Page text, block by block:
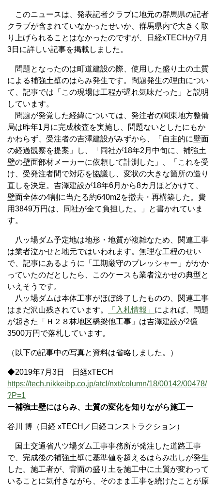
このニュースは、発表記者クラブに地元の群馬県の記者
クラブが含まれていなかったせいか、群馬県内で大きく取
り上げられることはなかったのですが、日経xTECHが7月
3日に詳しい記事を掲載しました。
問題となったのは町道建設の際、使用した盛り土の土質
による補強土壁のはらみ発生です。問題発生の理由につい
て、記事では「この現場は工程が遅れ気味だった」と説明
しています。
問題が発覚した経緯については、発注者の関東地方整備
局は昨年1月に完成検査を実施し、問題ないとしたにもか
かわらず、受注者の吉澤建設がみずから、「自主的に壁面
の経過観察を提案」し、「同社が18年2月中旬に、補強土
壁の壁面部材メーカーに依頼して計測した」、「これを受
け、受発注者間で対応を協議し、変状の大きな箇所の造り
直しを決定。吉澤建設が18年6月から8カ月ほどかけて、
壁面全体の4割に当たる約640m2を撤去・再構築した。費
用3849万円は、同社が全て負担した。」と書かれていま
す。
八ッ場ダム予定地は地形・地質が複雑なため、関連工事
は業者泣かせと地元ではいわれます。無理な工程のせい
で、記事にあるように「工期厳守のプレッシャー」がかか
っていたのだとしたら、このケースも業者泣かせの典型と
いえそうです。
八ッ場ダムは本体工事がほぼ終了したものの、関連工事
はまだ沢山残されています。
「入札情報」 によれば、問題
が起きた「Ｈ２８林地区橋梁他工事」は吉澤建設が2億
3500万円で落札しています。
（以下の記事中の写真と資料は省略しました。）
◆2019年7月3日 日経xTECH
https://tech.nikkeibp.co.jp/atcl/nxt/column/18/00142/00478/
?P=1
ー補強土壁にはらみ、土質の変化を知りながら施工ー
谷川 博（日経 xTECH／日経コンストラクション）
国土交通省八ツ場ダム工事事務所が発注した道路工事
で、完成後の補強土壁に基準値を超えるはらみ出しが発生
した。施工者が、背面の盛り土を施工中に土質が変わって
いることに気付きながら、そのまま工事を続けたことが原